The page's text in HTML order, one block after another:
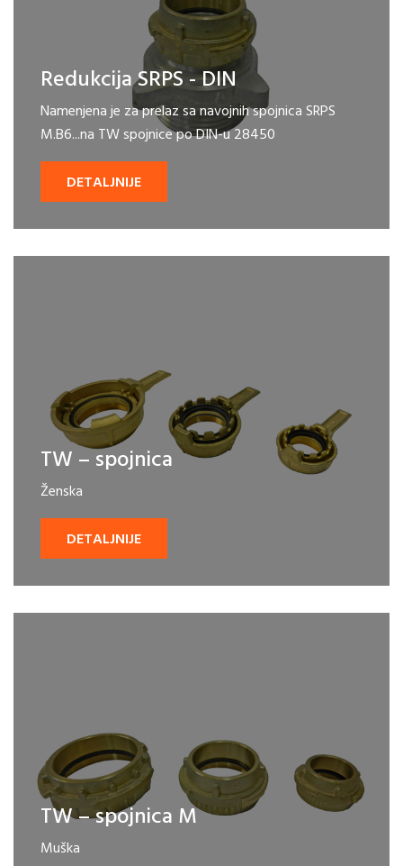
Redukcija SRPS - DIN
Namenjena je za prelaz sa navojnih spojnica SRPS
M.B6...na TW spojnice po DIN-u 28450
DETALJNIJE
TW – spojnica
Ženska
DETALJNIJE
TW – spojnica M
Muška